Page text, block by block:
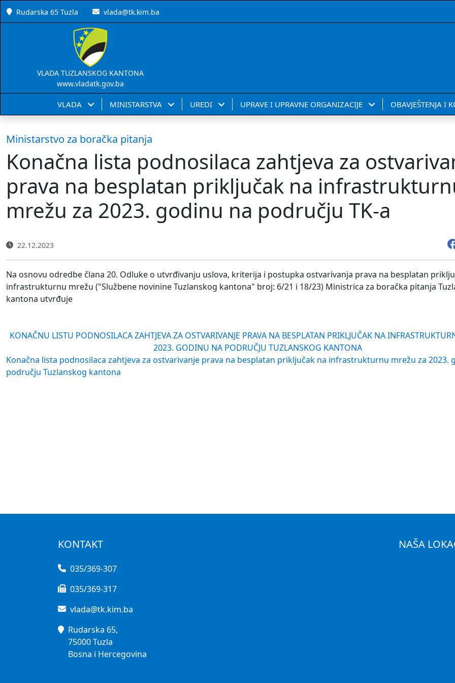
Rudarska 65 Tuzla vlada@tk.kim.ba
VLADA TUZLANSKOG KANTONA
www.vladatk.gov.ba
VLADA MINISTARSTVA UREDI UPRAVE I UPRAVNE ORGANIZACIJE OBAVJEŠTENJA I
Ministarstvo za boračka pitanja
Konačna lista podnosilaca zahtjeva za
prava na besplatan priključak na
mrežu za 2023. godinu na području TK-a
22.12.2023
Na osnovu odredbe člana 20. Odluke o utvrđivanju uslova, kriterija i postupka ostvarivanja prava na besplatan
infrastrukturnu mrežu ("Službene novinine Tuzlanskog kantona" broj: 6/21 i 18/23) Ministrica za boračka pitanja
kantona utvrđuje
KONAČNU LISTU PODNOSILACA ZAHTJEVA ZA OSTVARIVANJE PRAVA NA BESPLATAN PRIKLJUČAK NA
2023. GODINU NA PODRUČJU TUZLANSKOG KANTONA
Konačna lista podnosilaca zahtjeva za ostvarivanje prava na besplatan priključak na infrastrukturnu mrežu za 2023.
području Tuzlanskog kantona
KONTAKT
035/369-307
035/369-317
vlada@tk.kim.ba
Rudarska 65,
75000 Tuzla
Bosna i Hercegovina
NAŠA